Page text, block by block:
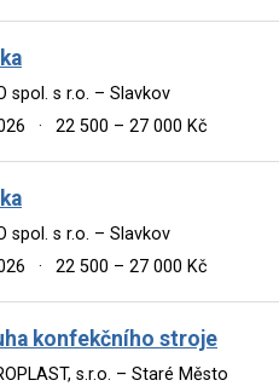
spol. s r.o. – Slavkov
· 22 500 – 27 000 Kč
spol. s r.o. – Slavkov
· 22 500 – 27 000 Kč
konfekčního stroje
s.r.o. – Staré Město